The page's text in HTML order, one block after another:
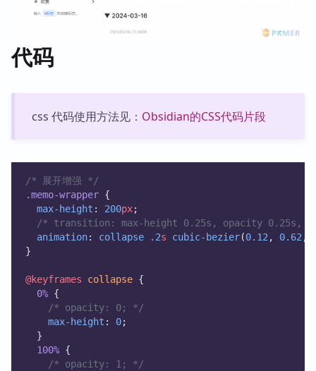
代码
css 代码使用方法见： Obsidian的CSS代码片段
/* 展开增强 */
.memo-wrapper {
max-height : 200px;
/* transition: max-height 0.25s, opacity 0.25s,
animation: collapse .2s cubic-bezier(0.12 , 0.62 ,
}
@keyframes collapse {
0% {
/* opacity: 0; */
max-height : 0;
  }
100% {
/* opacity: 1; */